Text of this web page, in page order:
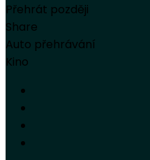
Přehrát později
Share
Auto přehrávání
Kino